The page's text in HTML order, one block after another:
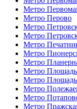
Метро
Метро Перово
Метро
Метро
Метро
Метро
Метро
Метро
Метро
Метро
Метро
Метро